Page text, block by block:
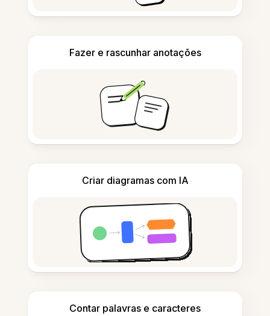
Fazer e rascunhar anotações
Criar diagramas com IA
Contar palavras e caracteres